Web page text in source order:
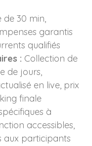
de 30 min,
garantis
qualifiés
: Collection de
de jours,
en live, prix
finale
à
accessibles,
aux participants